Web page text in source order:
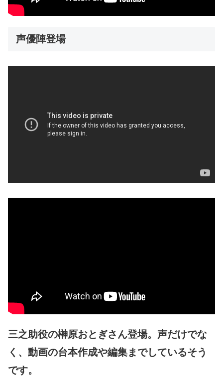
声優陣登場
三之助役の榊原おとぎさん登場。声だけでな
く、動画の台本作成や編集までしているそう
です。